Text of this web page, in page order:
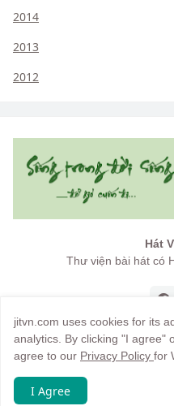
2014
2013
2012
Hát
Thư viện bài hát có
Trang chủ
jitvn.com uses cookies for its
analytics. By clicking "I agree"
agree to our Privacy Policy for
I Agree